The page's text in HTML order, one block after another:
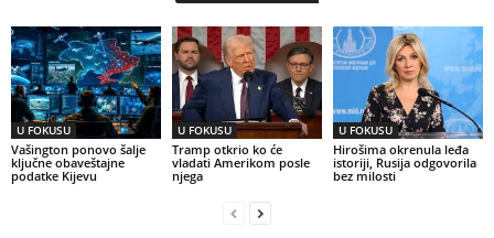
U FOKUSU
Vašington ponovo šalje
ključne obaveštajne
podatke Kijevu
U FOKUSU
Tramp otkrio ko će
vladati Amerikom posle
njega
U FOKUSU
Hirošima okrenula leđa
istoriji, Rusija odgovorila
bez milosti